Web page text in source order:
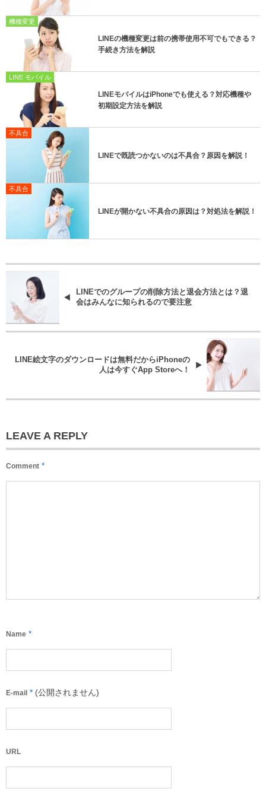
機種変更
LINEの機種変更は前の携帯使用不可でもできる？
手続き方法を解説
LINE モバイル
LINEモバイルはiPhoneでも使える？対応機種や
初期設定方法を解説
不具合
LINEで既読つかないのは不具合？原因を解説！
不具合
LINEが開かない不具合の原因は？対処法を解説！
LINEでのグループの削除方法と退会方法とは？退
会はみんなに知られるので要注意
LINE絵文字のダウンロードは無料だからiPhoneの
人は今すぐApp Storeへ！
LEAVE A REPLY
Comment *
Name *
E-mail * (公開されません)
URL